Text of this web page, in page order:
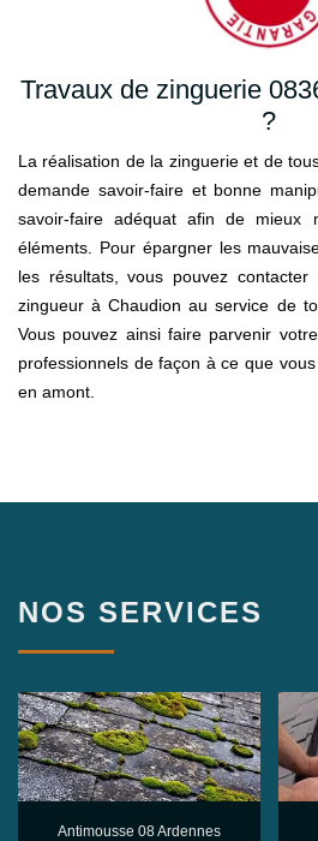
Travaux de zinguerie
?
La réalisation de la zinguerie et de
demande savoir-faire et bonne
savoir-faire adéquat afin de mieux
éléments. Pour épargner les
les résultats, vous pouvez contacter
zingueur à Chaudion au service de
Vous pouvez ainsi faire parvenir
professionnels de façon à ce que
en amont.
NOS SERVICES
Antimousse 08 Ardennes